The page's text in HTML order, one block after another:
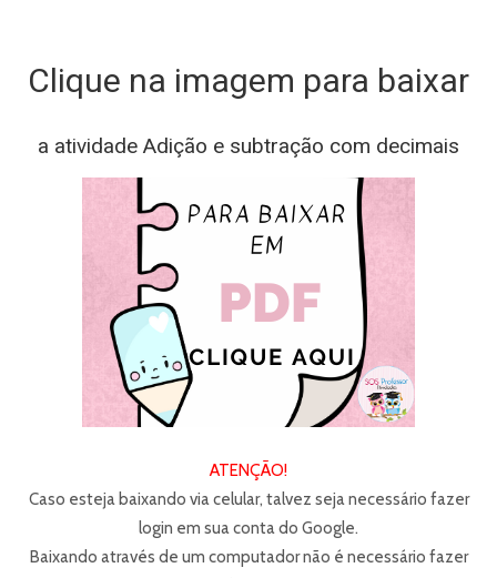
Clique na imagem para baixar
a atividade Adição e subtração com decimais
ATENÇÃO!
Caso esteja baixando via celular, talvez seja necessário fazer
login em sua conta do Google.
Baixando através de um computador não é necessário fazer